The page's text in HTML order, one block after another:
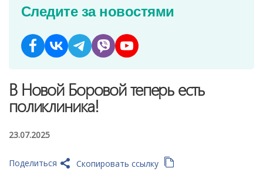
Следите за новостями
В Новой Боровой теперь есть
поликлиника!
23.07.2025
Скопировать ссылку
Поделиться